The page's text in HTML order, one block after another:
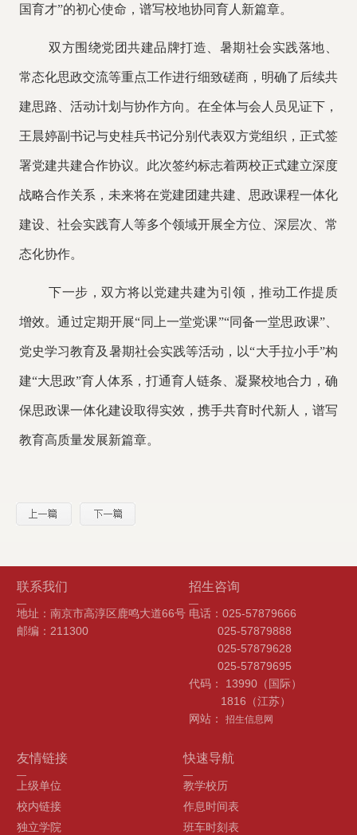
国育才”的初心使命，谱写校地协同育人新篇章。
双方围绕党团共建品牌打造、暑期社会实践落地、
常态化思政交流等重点工作进行细致磋商，明确了后续共
建思路、活动计划与协作方向。在全体与会人员见证下，
王晨婷副书记与史桂兵书记分别代表双方党组织，正式签
署党建共建合作协议。此次签约标志着两校正式建立深度
战略合作关系，未来将在党建团建共建、思政课程一体化
建设、社会实践育人等多个领域开展全方位、深层次、常
态化协作。
下一步，双方将以党建共建为引领，推动工作提质
增效。通过定期开展“同上一堂党课”“同备一堂思政课”、
党史学习教育及暑期社会实践等活动，以“大手拉小手”构
建“大思政”育人体系，打通育人链条、凝聚校地合力，确
保思政课一体化建设取得实效，携手共育时代新人，谱写
教育高质量发展新篇章。
联系我们
地址：南京市高淳区鹿鸣大道66号
邮编：211300
招生咨询
电话：025-57879666
025-57879888
025-57879628
025-57879695
代码： 13990（国际）
1816（江苏）
网站： 招生信息网
友情链接
上级单位
校内链接
独立学院
快速导航
教学校历
作息时间表
班车时刻表